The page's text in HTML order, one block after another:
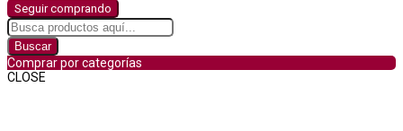
Seguir comprando
Buscar
Comprar por categorías
CLOSE